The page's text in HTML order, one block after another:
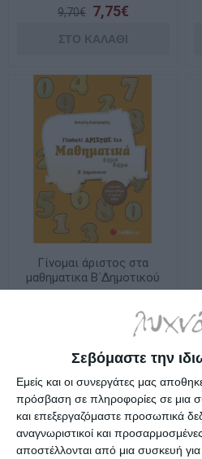
Σεβόμαστε την
Εμείς και οι συνεργάτες μας
πρόσβαση σε πληροφορίες σε μια
και επεξεργαζόμαστε προσωπικά
αναγνωριστικοί και
αποστέλλονται από μια συσκευή για
9,70€ 7,75€
Γίνομαι άριστος στα
μαθηματικα Β΄Δημοτικού